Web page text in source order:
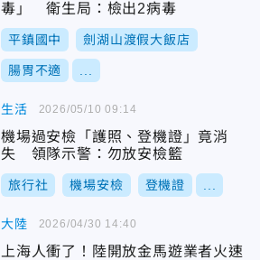
毒」 衛生局：檢出2病毒
平鎮國中 劍湖山渡假大飯店
腸胃不適
生活
機場過安檢「護照、登機證」竟消
失 領隊示警：勿放安檢籃
旅行社 機場安檢 登機證
2026/05/10 09:14
大陸
上海人衝了！陸開放金馬遊業者火速
2026/04/30 14:40